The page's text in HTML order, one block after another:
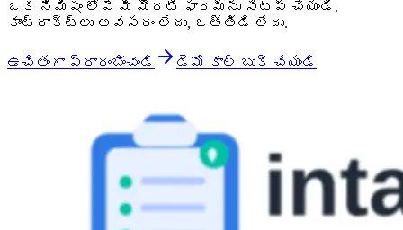
ఒక నిమిషం లోపే మీ మొదటి ఫారమ్‌ను సెటప్ చేయండి.
కాంట్రాక్ట్‌లు అవసరం లేదు, ఒత్తిడి లేదు.
ఉచితంగా ప్రారంభించండి డెమో కాల్ బుక్ చేయండి